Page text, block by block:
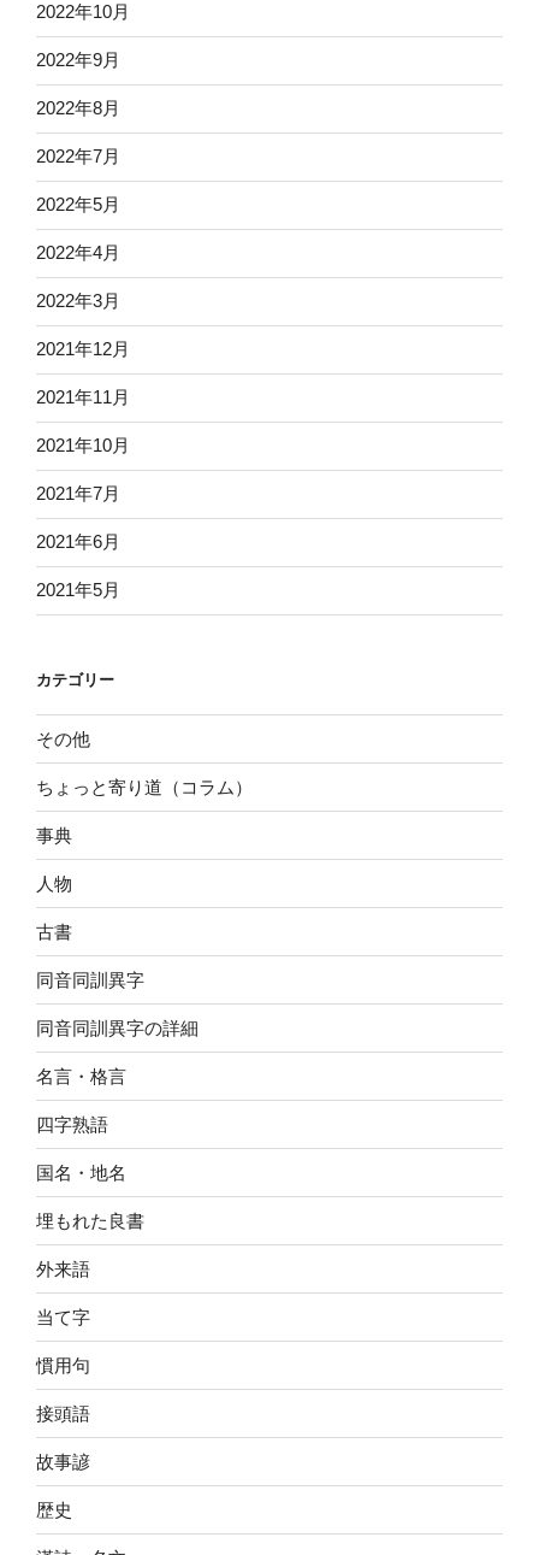
2022年10月
2022年9月
2022年8月
2022年7月
2022年5月
2022年4月
2022年3月
2021年12月
2021年11月
2021年10月
2021年7月
2021年6月
2021年5月
カテゴリー
その他
ちょっと寄り道（コラム）
事典
人物
古書
同音同訓異字
同音同訓異字の詳細
名言・格言
四字熟語
国名・地名
埋もれた良書
外来語
当て字
慣用句
接頭語
故事諺
歴史